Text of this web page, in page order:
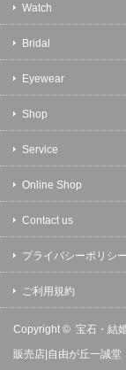
Watch
Bridal
Eyewear
Shop
Service
Online Shop
Contact us
プライバシーポリシー
ご利用規約
Copyright © 宝石・結
販売店|自由が丘一誠堂